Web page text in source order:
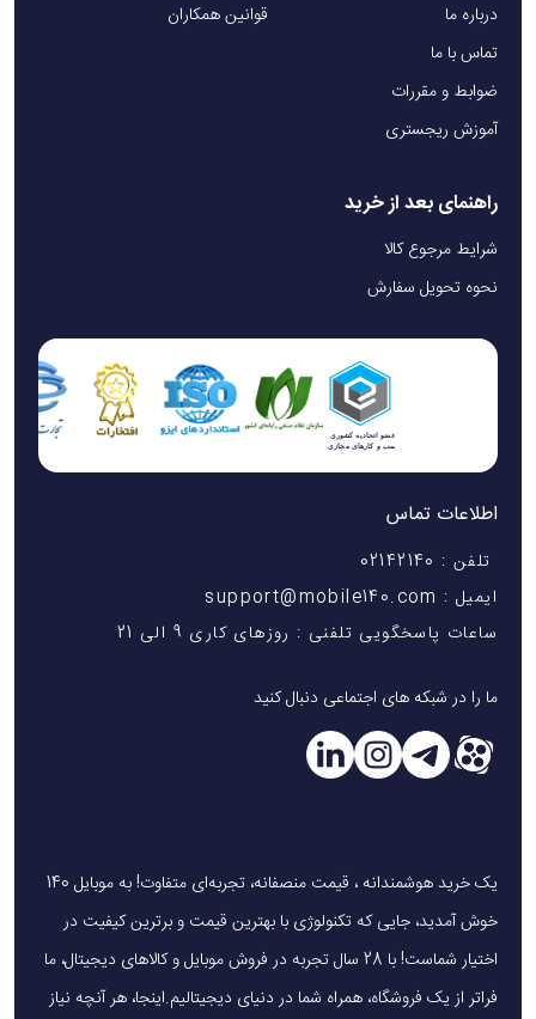
درباره ما
تماس با ما
ضوابط و مقررات
آموزش ریجستری
قوانین همکاران
راهنمای بعد از خرید
شرایط مرجوع کالا
نحوه تحویل سفارش
اطلاعات تماس
تلفن : 02142140
ایمیل : support@mobile140.com
ساعات پاسخگویی تلفنی : روزهای کاری 9 الی 21
ما را در شبکه های اجتماعی دنبال کنید
یک خرید هوشمندانه ، قیمت منصفانه، تجربه‌ای متفاوت! به موبایل 140
خوش آمدید، جایی که تکنولوژی با بهترین قیمت و برترین کیفیت در
اختیار شماست! با 28 سال تجربه در فروش موبایل و کالاهای دیجیتال، ما
فراتر از یک فروشگاه، همراه شما در دنیای دیجیتالیم.اینجا، هر آنچه نیاز